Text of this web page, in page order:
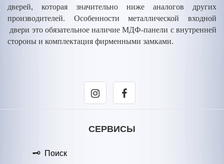
дверей, которая значительно ниже аналогов других
производителей. Особенности металлической входной
двери это обязательное наличие МДФ-панели с внутренней
стороны и комплектация фирменными замками.
СЕРВИСЫ
Поиск